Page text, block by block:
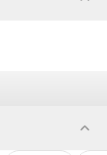
expand_more